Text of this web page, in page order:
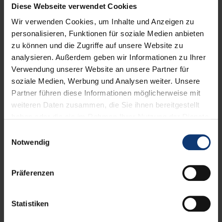
Diese Webseite verwendet Cookies
Wir verwenden Cookies, um Inhalte und Anzeigen zu
personalisieren, Funktionen für soziale Medien anbieten
zu können und die Zugriffe auf unsere Website zu
analysieren. Außerdem geben wir Informationen zu Ihrer
Verwendung unserer Website an unsere Partner für
soziale Medien, Werbung und Analysen weiter. Unsere
Partner führen diese Informationen möglicherweise mit
weiteren Daten zusammen, die Sie ihnen bereitgestellt
Notwendig
Präferenzen
Statistiken
Beratungsstellen, die sich dafür einsetzen das individuelle
Bürgerengagement ideal einzusetzen und zu fördern. Um
einen Überblick über mögliche Tätigkeitsfelder für ein
Ehrenamt in Würzburg zu geben, werden hier Ehrenämter
aus den BereichenSport, Kirche, Integration sowie
Gesundheit & Soziales vorgestellt.
iwelt Marathon 2018